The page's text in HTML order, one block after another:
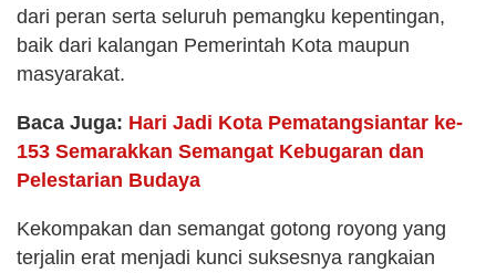
dari peran serta seluruh pemangku kepentingan,
baik dari kalangan Pemerintah Kota maupun
masyarakat.
Baca Juga: Hari Jadi Kota Pematangsiantar ke-
153 Semarakkan Semangat Kebugaran dan
Pelestarian Budaya
Kekompakan dan semangat gotong royong yang
terjalin erat menjadi kunci suksesnya rangkaian